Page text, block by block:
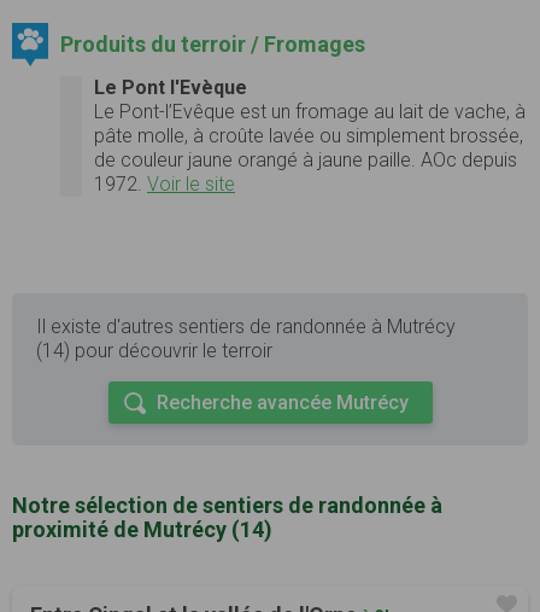
Produits du terroir / Fromages
Le Pont l'Evèque
Le Pont-l’Evêque est un fromage au lait de vache, à
pâte molle, à croûte lavée ou simplement brossée,
de couleur jaune orangé à jaune paille. AOc depuis
1972. Voir le site
Il existe d'autres sentiers de randonnée à Mutrécy
(14) pour découvrir le terroir
Recherche avancée Mutrécy
Notre sélection de sentiers de randonnée à
proximité de Mutrécy (14)